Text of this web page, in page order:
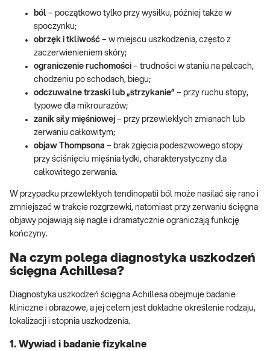
ból – początkowo tylko przy wysiłku, później także w
spoczynku;
obrzęk i tkliwość – w miejscu uszkodzenia, często z
zaczerwienieniem skóry;
ograniczenie ruchomości – trudności w staniu na palcach,
chodzeniu po schodach, biegu;
odczuwalne trzaski lub „strzykanie” – przy ruchu stopy,
typowe dla mikrourazów;
zanik siły mięśniowej – przy przewlekłych zmianach lub
zerwaniu całkowitym;
objaw Thompsona – brak zgięcia podeszwowego stopy
przy ściśnięciu mięśnia łydki, charakterystyczny dla
całkowitego zerwania.
W przypadku przewlekłych tendinopatii ból może nasilać się rano i
zmniejszać w trakcie rozgrzewki, natomiast przy zerwaniu ścięgna
objawy pojawiają się nagle i dramatycznie ograniczają funkcję
kończyny.
Na czym polega diagnostyka uszkodzeń
ścięgna Achillesa?
Diagnostyka uszkodzeń ścięgna Achillesa obejmuje badanie
kliniczne i obrazowe, a jej celem jest dokładne określenie rodzaju,
lokalizacji i stopnia uszkodzenia.
1. Wywiad i badanie fizykalne